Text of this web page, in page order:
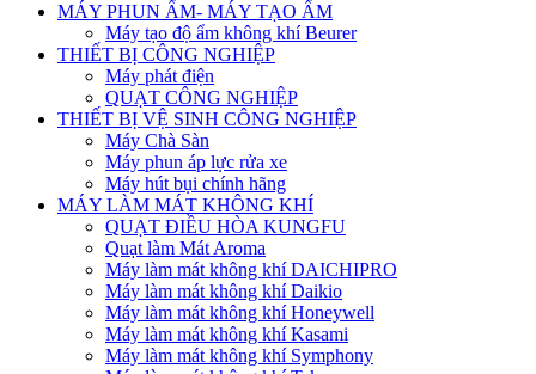
MÁY PHUN ẨM- MÁY TẠO ẨM
Máy tạo độ ẩm không khí Beurer
THIẾT BỊ CÔNG NGHIỆP
Máy phát điện
QUẠT CÔNG NGHIỆP
THIẾT BỊ VỆ SINH CÔNG NGHIỆP
Máy Chà Sàn
Máy phun áp lực rửa xe
Máy hút bụi chính hãng
MÁY LÀM MÁT KHÔNG KHÍ
QUẠT ĐIỀU HÒA KUNGFU
Quạt làm Mát Aroma
Máy làm mát không khí DAICHIPRO
Máy làm mát không khí Daikio
Máy làm mát không khí Honeywell
Máy làm mát không khí Kasami
Máy làm mát không khí Symphony